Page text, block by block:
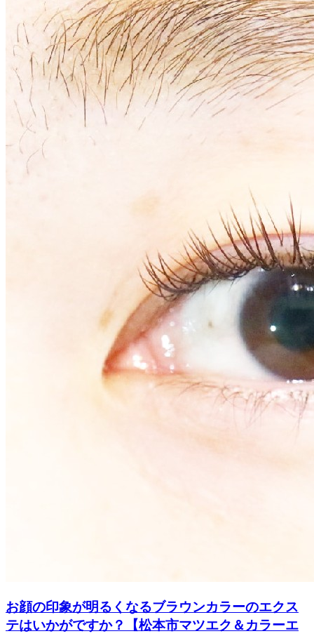
お顔の印象が明るくなるブラウンカラーのエクス
テはいかがですか？【松本市マツエク＆カラーエ